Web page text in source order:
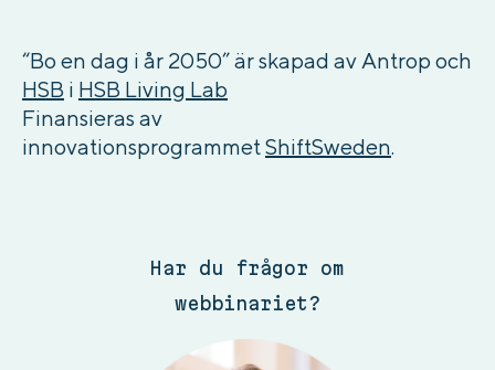
“Bo en dag i år 2050” är skapad av Antrop och
HSB i HSB Living Lab
Finansieras av
innovationsprogrammetShiftSweden.
Har du frågor om
webbinariet?